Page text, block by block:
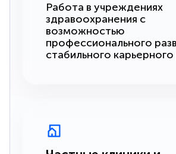
Работа в учреждениях
здравоохранения с
возможностью
профессионального
стабильного